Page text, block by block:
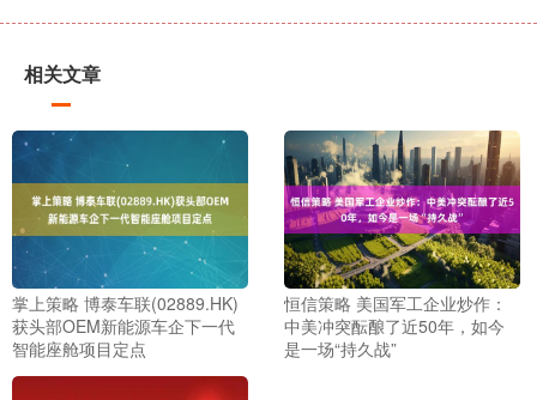
相关文章
掌上策略 博泰车联(02889.HK)
获头部OEM新能源车企下一代
智能座舱项目定点
恒信策略 美国军工企业炒作：
中美冲突酝酿了近50年，如今
是一场“持久战”